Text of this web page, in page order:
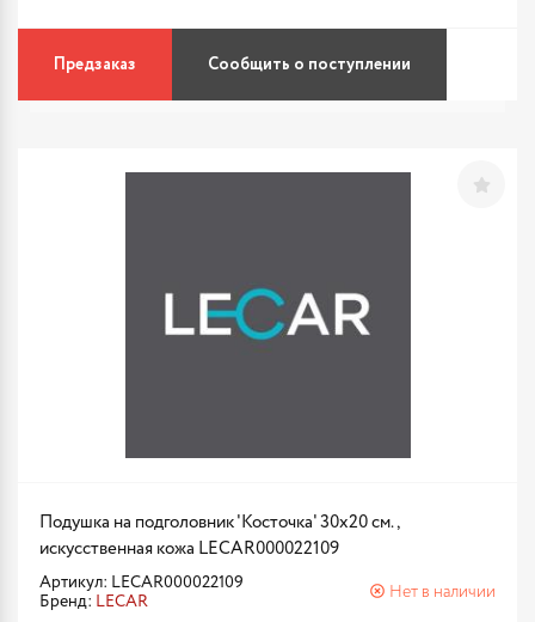
Предзаказ Сообщить о поступлении
Подушка на подголовник 'Косточка' 30х20 см.,
искусственная кожа LECAR000022109
Артикул: LECAR000022109
Бренд: LECAR
Нет в наличии